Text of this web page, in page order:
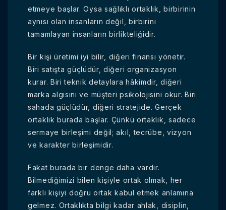
etmeye başlar. Oysa sağlıklı ortaklık, birbirinin
aynısı olan insanların değil, birbirini
tamamlayan insanların birlikteliğidir.
Bir kişi üretimi iyi bilir, diğeri finansı yönetir.
Biri satışta güçlüdür, diğeri organizasyon
kurar. Biri teknik detaylara hâkimdir, diğeri
marka algısını ve müşteri psikolojisini okur. Biri
sahada güçlüdür, diğeri stratejide. Gerçek
ortaklık burada başlar. Çünkü ortaklık, sadece
sermaye birleşimi değil; akıl, tecrübe, vizyon
ve karakter birleşimidir.
Fakat burada bir denge daha vardır.
Bilmediğimizi bilen kişiyle ortak olmak, her
farklı kişiyi doğru ortak kabul etmek anlamına
gelmez. Ortaklıkta bilgi kadar ahlak, disiplin,